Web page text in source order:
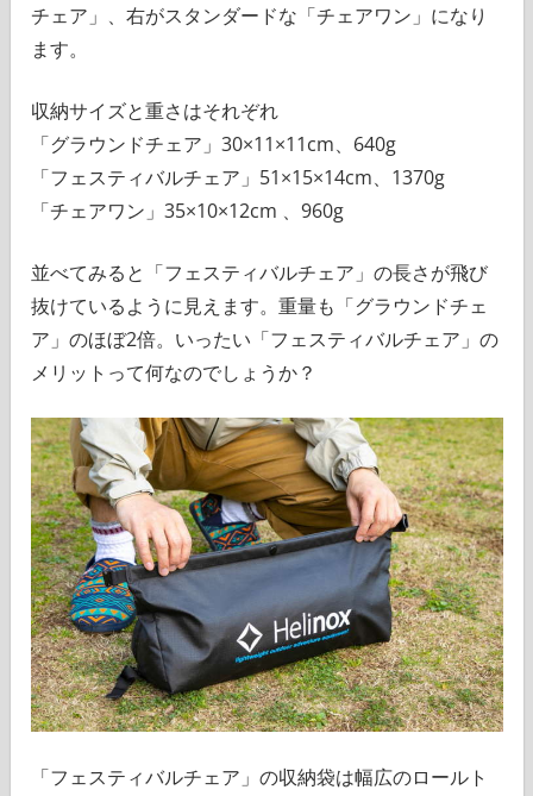
チェア」、右がスタンダードな「チェアワン」になり
ます。
収納サイズと重さはそれぞれ
「グラウンドチェア」30×11×11cm、640g
「フェスティバルチェア」51×15×14cm、1370g
「チェアワン」35×10×12cm 、960g
並べてみると「フェスティバルチェア」の長さが飛び
抜けているように見えます。重量も「グラウンドチェ
ア」のほぼ2倍。いったい「フェスティバルチェア」の
メリットって何なのでしょうか？
「フェスティバルチェア」の収納袋は幅広のロールト